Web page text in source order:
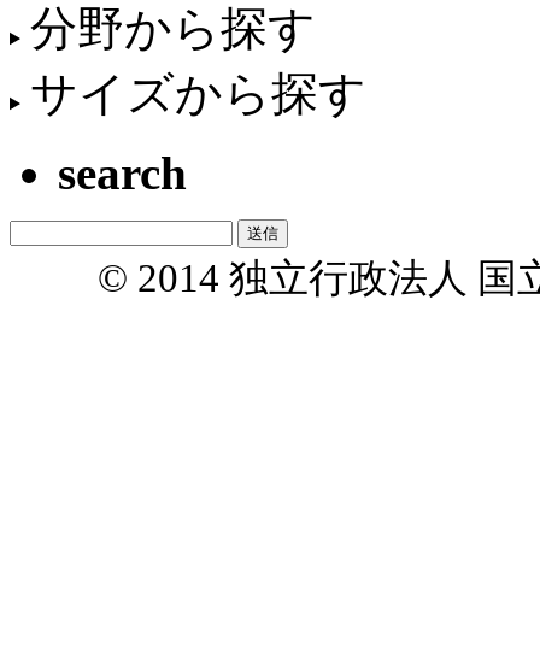
分野から探す
サイズから探す
search
© 2014 独立行政法人 国